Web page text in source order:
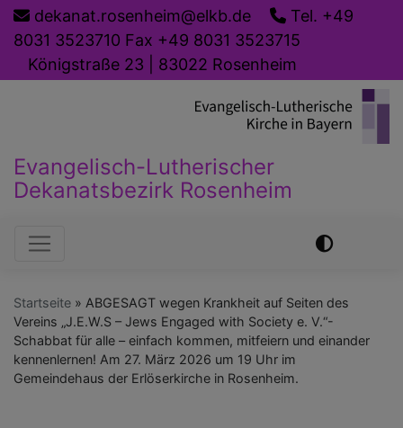
Direkt
zum
Inhalt
dekanat.rosenheim@elkb.de
Tel. +49
8031 3523710 Fax +49 8031 3523715
Königstraße 23 | 83022 Rosenheim
Evangelisch-Lutherischer
Dekanatsbezirk Rosenheim
Hauptnavigation
Startseite
ABGESAGT wegen Krankheit auf Seiten des
Vereins „J.E.W.S – Jews Engaged with Society e. V.“-
Schabbat für alle – einfach kommen, mitfeiern und einander
kennenlernen! Am 27. März 2026 um 19 Uhr im
Gemeindehaus der Erlöserkirche in Rosenheim.